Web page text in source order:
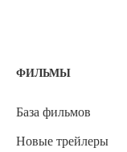
ФИЛЬМЫ
База фильмов
Новые трейлеры